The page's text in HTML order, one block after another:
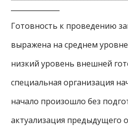
Готовность к проведению
выражена на среднем уровне
низкий уровень внешней
специальная организация
начало произошло без
актуализация предыдущего